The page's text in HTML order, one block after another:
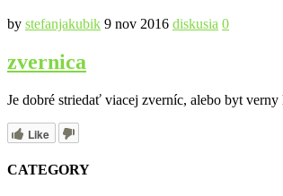
by stefanjakubik 9 nov 2016 diskusia 0
zvernica
Je dobré striedať viacej zverníc, alebo byt verny
Like
CATEGORY